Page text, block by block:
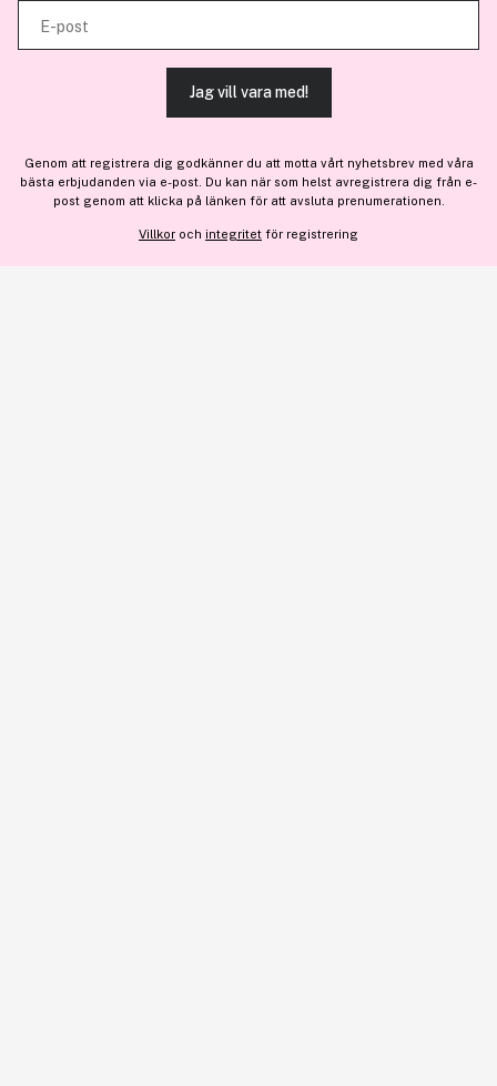
tjänster.
TILLÅT ALLA COOKIES
VISA DETALJER
Bara 4 på lager
E-post
Jag vill vara med!
Genom att registrera dig godkänner du att motta vårt nyhetsbrev med våra
bästa erbjudanden via e-post. Du kan när som helst avregistrera dig från e-
post genom att klicka på länken för att avsluta prenumerationen.
Villkor och integritet för registrering